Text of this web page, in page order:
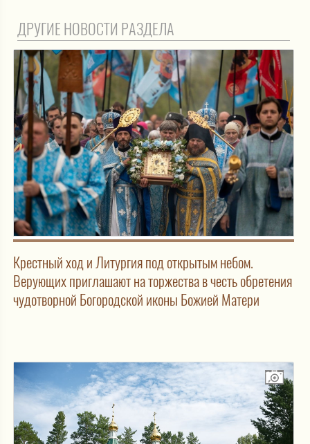
ДРУГИЕ НОВОСТИ РАЗДЕЛА
Крестный ход и Литургия под открытым небом.
Верующих приглашают на торжества в честь обретения
чудотворной Богородской иконы Божией Матери